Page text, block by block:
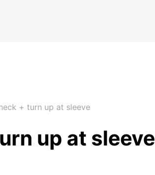
+ turn up at sleeve
up at sleeve